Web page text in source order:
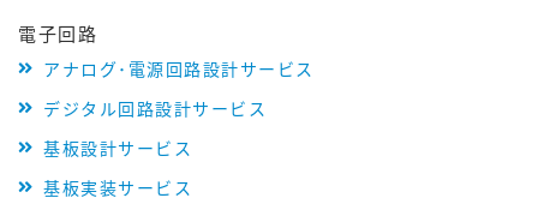
電子回路
アナログ･電源回路設計サービス
デジタル回路設計サービス
基板設計サービス
基板実装サービス